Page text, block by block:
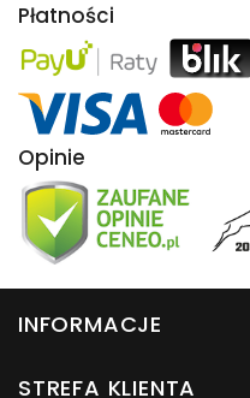
Płatności
Opinie
INFORMACJE
STREFA KLIENTA